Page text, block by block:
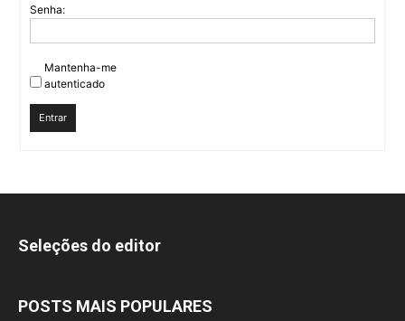
Senha:
Mantenha-me
autenticado
Entrar
Seleções do editor
POSTS MAIS POPULARES